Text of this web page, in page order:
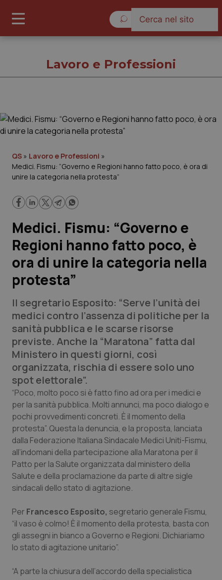
Governo e Parlamento
Regioni e Asl
Lavoro e Professioni
Scienza e Farmaci
Studi e Analisi
Lettere al direttore
Edizioni Regionali
QS Pro
Professionisti Sanitari.AI
Abruzzo
Basilicata
Calabria
Campania
Friuli Venezia Giulia
QS Pro Gold
Artrite & artrosi
Asma & BPCO
Car-T
Dermatite Atopica
Diabete & glucometri
QS Club Newsletter
Lavoro e Professioni
QS » Lavoro e Professioni »
Medici. Fismu: “Governo e Regioni hanno fatto poco, è ora di
unire la categoria nella protesta”
Medici. Fismu: “Governo e
Regioni hanno fatto poco, è
ora di unire la categoria nella
protesta”
Il segretario Esposito: “Serve l’unità dei
medici contro l’assenza di politiche per la
sanità pubblica e le scarse risorse
previste. Anche la “Maratona” fatta dal
Ministero in questi giorni, così
organizzata, rischia di essere solo uno
spot elettorale”.
“Poco, molto poco si è fatto fino ad ora per i medici e
per la sanità pubblica. Molti annunci, ma poco dialogo e
pochi provvedimenti concreti. È il momento della
protesta”. Questa la denuncia, e la proposta, lanciata
dalla Federazione Italiana Sindacale Medici Uniti-Fismu,
all’indomani della partecipazione alla Maratona per il
Patto per la Salute organizzata dal ministero della
Salute e della proclamazione da parte di altre sigle
sindacali dello stato di agitazione.
Per Francesco Esposito, segretario generale Fismu,
“il vaso è colmo! È il momento della protesta, basta con
gli assegni in bianco a Governo e Regioni. Dichiariamo
lo stato di agitazione unitario”.
“A parte la chiusura dell’accordo della specialistica